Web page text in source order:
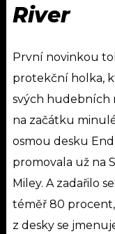
River
První novinkou
protekční holka,
svých hudebních
na začátku
osmou desku
promovala už na
Miley. A zadařilo
téměř 80 procent,
z desky se